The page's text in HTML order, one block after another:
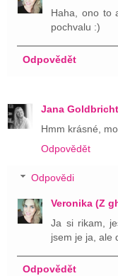
Haha, ono to
pochvalu :)
Odpovědět
Jana Goldbricht
Hmm krásné,
Odpovědět
Odpovědi
Veronika (Z
Ja si rikam,
jsem je ja, ale
Odpovědět